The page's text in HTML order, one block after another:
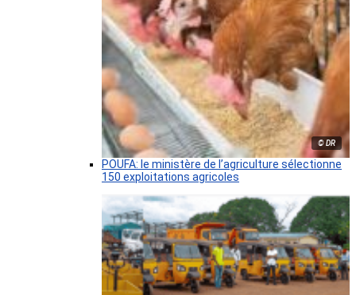
© DR
POUFA: le ministère de l’agriculture sélectionne
150 exploitations agricoles